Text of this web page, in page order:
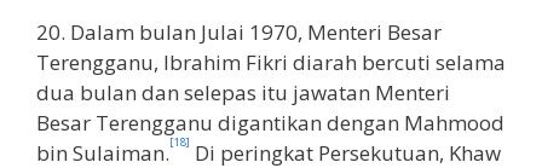
20. Dalam bulan Julai 1970, Menteri Besar
Terengganu, Ibrahim Fikri diarah bercuti selama
dua bulan dan selepas itu jawatan Menteri
Besar Terengganu digantikan dengan Mahmood
bin Sulaiman.[18] Di peringkat Persekutuan, Khaw